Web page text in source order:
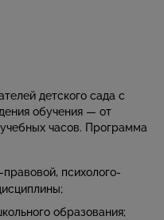
детского сада с
обучения — от
часов. Программа
психолого-
образования;